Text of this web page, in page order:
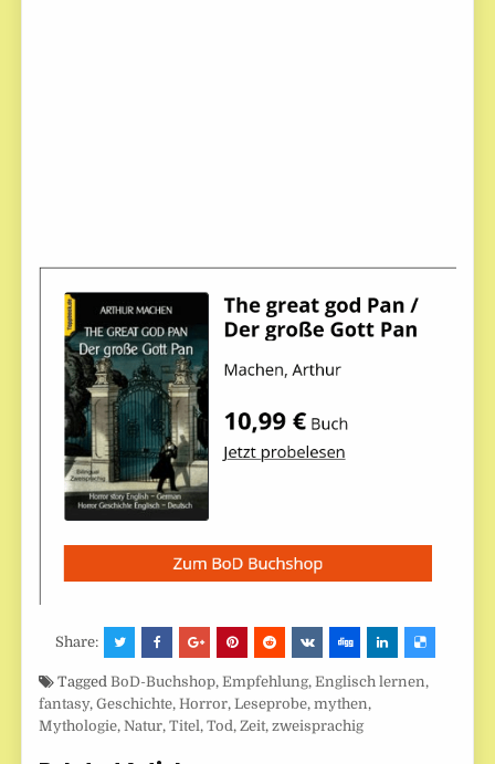
Share:
TaggedBoD-Buchshop,Empfehlung,Englisch lernen,
fantasy,Geschichte,Horror,Leseprobe,mythen,
Mythologie,Natur,Titel,Tod,Zeit,zweisprachig